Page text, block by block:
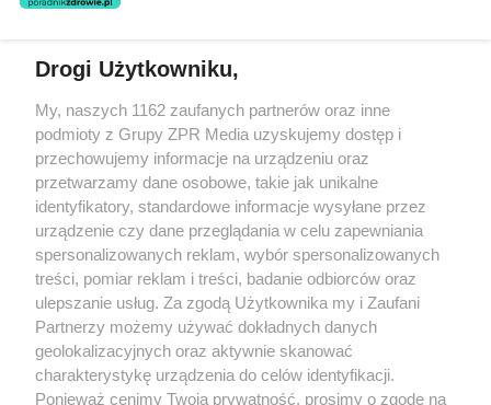
świadczeń zdrowotnych w rozumieniu art. 3 ust 1 ustawy o
rozpowszechniany lub dalej rozpowszechniany w jakikolwiek sposób
(w tym także elektroniczny lub mechaniczny) na jakimkolwiek polu
eksploatacji w jakiejkolwiek formie, włącznie z umieszczaniem w
Internecie bez pisemnej zgody właściciela praw. Jakiekolwiek użycie
lub wykorzystanie utworów w całości lub w części z naruszeniem
prawa, tzn. bez właściwej zgody, jest zabronione pod groźbą kary i
może być ścigane prawnie.
O nas
Drogi Użytkowniku,
My, naszych 1162 zaufanych partnerów oraz inne
podmioty z Grupy ZPR Media uzyskujemy dostęp i
przechowujemy informacje na urządzeniu oraz
przetwarzamy dane osobowe, takie jak unikalne
identyfikatory, standardowe informacje wysyłane przez
urządzenie czy dane przeglądania w celu zapewniania
spersonalizowanych reklam, wybór spersonalizowanych
treści, pomiar reklam i treści, badanie odbiorców oraz
ulepszanie usług. Za zgodą Użytkownika my i Zaufani
Partnerzy możemy używać dokładnych danych
geolokalizacyjnych oraz aktywnie skanować
charakterystykę urządzenia do celów identyfikacji.
Ponieważ cenimy Twoją prywatność, prosimy o zgodę na